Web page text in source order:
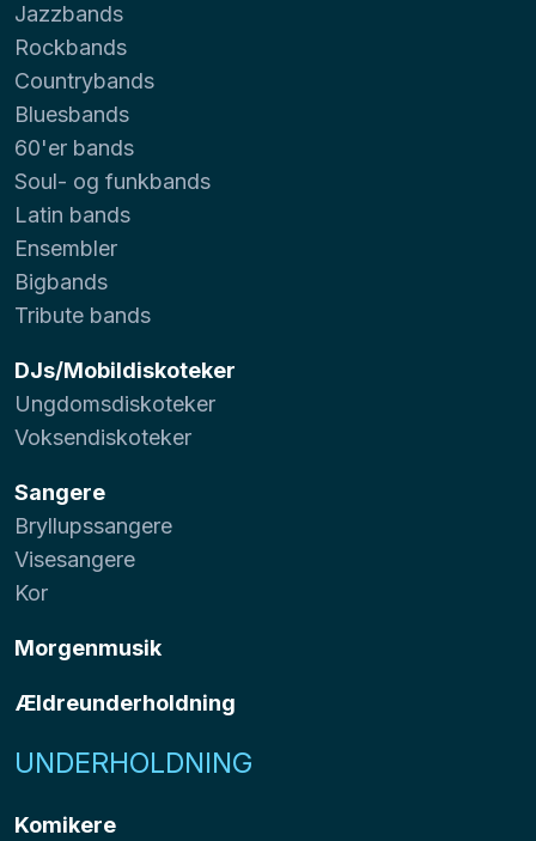
Jazzbands
Rockbands
Countrybands
Bluesbands
60'er bands
Soul- og funkbands
Latin bands
Ensembler
Bigbands
Tribute bands
DJs/Mobildiskoteker
Ungdomsdiskoteker
Voksendiskoteker
Sangere
Bryllupssangere
Visesangere
Kor
Morgenmusik
Ældreunderholdning
UNDERHOLDNING
Komikere